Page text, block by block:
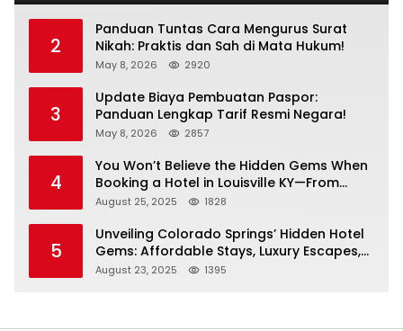
2
Panduan Tuntas Cara Mengurus Surat
Nikah: Praktis dan Sah di Mata Hukum!
May 8, 2026 2920
3
Update Biaya Pembuatan Paspor:
Panduan Lengkap Tarif Resmi Negara!
May 8, 2026 2857
4
You Won’t Believe the Hidden Gems When
Booking a Hotel in Louisville KY—From
Cheap to Luxe!
August 25, 2025 1828
5
Unveiling Colorado Springs’ Hidden Hotel
Gems: Affordable Stays, Luxury Escapes,
and Everything In Between!
August 23, 2025 1395